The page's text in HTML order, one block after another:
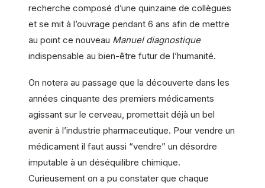
recherche composé d’une quinzaine de collègues
et se mit à l’ouvrage pendant 6 ans afin de mettre
au point ce nouveau Manuel diagnostique
indispensable au bien-être futur de l’humanité.
On notera au passage que la découverte dans les
années cinquante des premiers médicaments
agissant sur le cerveau, promettait déjà un bel
avenir à l’industrie pharmaceutique. Pour vendre un
médicament il faut aussi “vendre” un désordre
imputable à un déséquilibre chimique.
Curieusement on a pu constater que chaque